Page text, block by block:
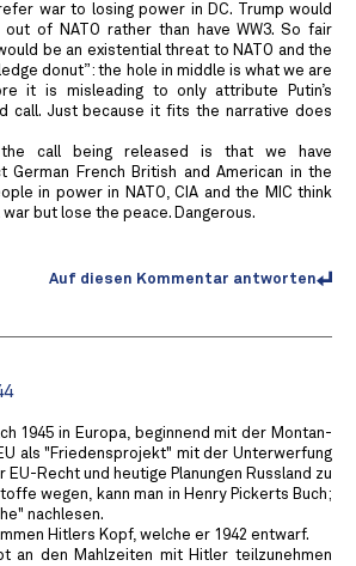
war to losing power in DC. Trump would
of NATO rather than have WW3. So fair
be an existential threat to NATO and the
donut”: the hole in middle is what we are
it is misleading to only attribute Putin’s
call. Just because it fits the narrative does
call being released is that we have
German French British and American in the
in power in NATO, CIA and the MIC think
but lose the peace. Dangerous.
Auf diesen Kommentar antworten
1945 in Europa, beginnend mit der Montan-
als "Friedensprojekt" mit der Unterwerfung
Recht und heutige Planungen Russland zu
wegen, kann man in Henry Pickerts Buch;
nachlesen.
Hitlers Kopf, welche er 1942 entwarf.
an den Mahlzeiten mit Hitler teilzunehmen